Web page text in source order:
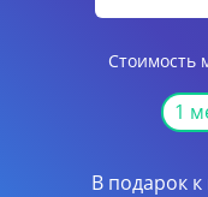
Стоимость
1
В подарок